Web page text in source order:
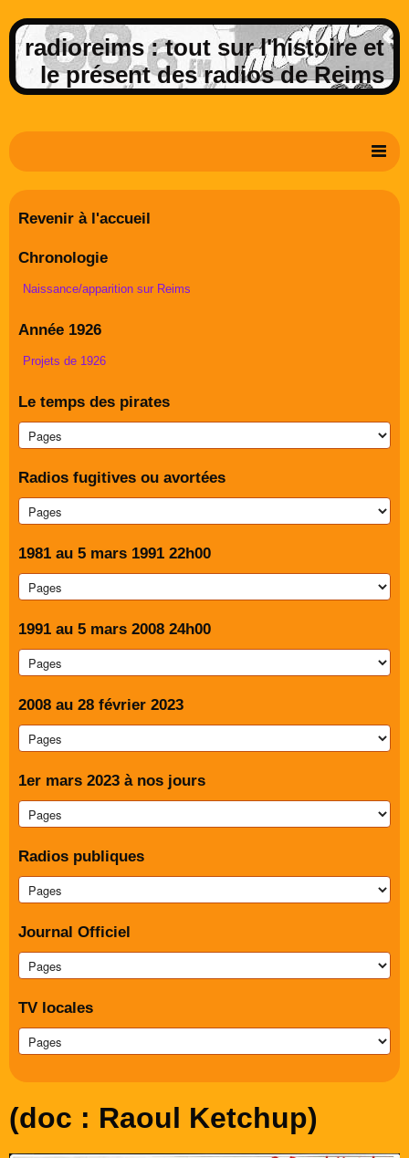
radioreims : tout sur l'histoire et
le présent des radios de Reims
Derniers potins de la FM rémoise
Livre d'or
Contact
Album Photos
Revenir à l'accueil
Chronologie
Naissance/apparition sur Reims
Année 1926
Projets de 1926
Le temps des pirates
Radios fugitives ou avortées
1981 au 5 mars 1991 22h00
1991 au 5 mars 2008 24h00
2008 au 28 février 2023
1er mars 2023 à nos jours
Radios publiques
Journal Officiel
TV locales
(doc : Raoul Ketchup)